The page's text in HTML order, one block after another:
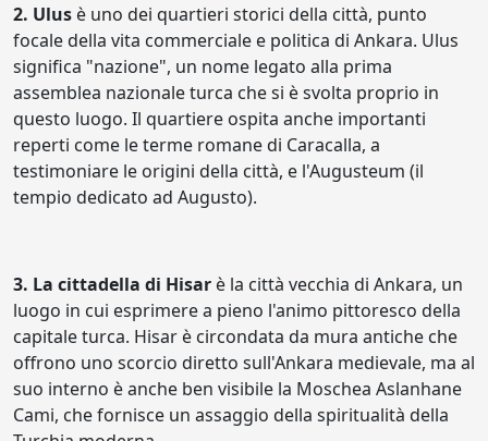
2. Ulus è uno dei quartieri storici della città, punto
focale della vita commerciale e politica di Ankara. Ulus
significa "nazione", un nome legato alla prima
assemblea nazionale turca che si è svolta proprio in
questo luogo. Il quartiere ospita anche importanti
reperti come le terme romane di Caracalla, a
testimoniare le origini della città, e l'Augusteum (il
tempio dedicato ad Augusto).
3. La cittadella di Hisar è la città vecchia di Ankara, un
luogo in cui esprimere a pieno l'animo pittoresco della
capitale turca. Hisar è circondata da mura antiche che
offrono uno scorcio diretto sull'Ankara medievale, ma al
suo interno è anche ben visibile la Moschea Aslanhane
Cami, che fornisce un assaggio della spiritualità della